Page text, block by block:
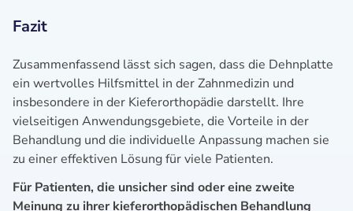
Fazit
Zusammenfassend lässt sich sagen, dass die Dehnplatte
ein wertvolles Hilfsmittel in der Zahnmedizin und
insbesondere in der Kieferorthopädie darstellt. Ihre
vielseitigen Anwendungsgebiete, die Vorteile in der
Behandlung und die individuelle Anpassung machen sie
zu einer effektiven Lösung für viele Patienten.
Für Patienten, die unsicher sind oder eine zweite
Meinung zu ihrer kieferorthopädischen Behandlung